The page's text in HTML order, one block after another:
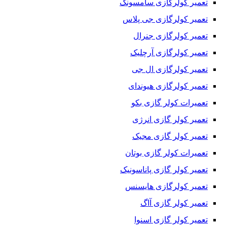
ایرادهای کولرگازی اسپلیت
خدمات کولرگازی اسپلیت در محدوده فعالیت
مجموعه ما این نوع تعمیرات کولرگازی اسپلیت را در محدوده
فعالیت خود انجام می دهد :
خدمات کولرگازی غیر حضوری خارج از محدوده
مجموعه ما چه خدماتی را در شهرها و محدوده های دورتر بصورت
ایرادهای آبسردکن – واتردیسپنسر
آبسردکن – واتردیسپنسر شما کدام ایراد را دارد؟
تعمیر کولرگازی سامسونگ
تعمیر کولرگازی جی پلاس
تعمیر کولرگازی جنرال
تعمیر کولرگازی آرچلیک
تعمیر کولرگازی ال جی
تعمیر کولرگازی هیوندای
تعمیرات کولر گازی بکو
تعمیر کولر گازی انرژی
تعمیر کولر گازی مجیک
تعمیرات کولر گازی بوتان
تعمیر کولر گازی پاناسونیک
تعمیر کولرگازی هایسنس
تعمیر کولر گازی آاگ
تعمیر کولر گازی اسنوا